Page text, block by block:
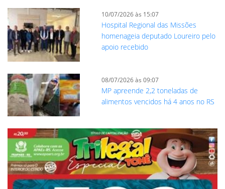
10/07/2026 às 15:07
Hospital Regional das Missões
homenageia deputado Loureiro pelo
apoio recebido
08/07/2026 às 09:07
MP apreende 2,2 toneladas de
alimentos vencidos há 4 anos no RS